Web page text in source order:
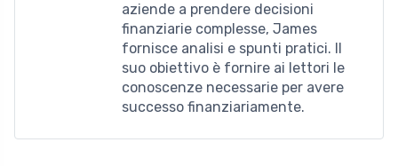
aziende a prendere decisioni
finanziarie complesse, James
fornisce analisi e spunti pratici. Il
suo obiettivo è fornire ai lettori le
conoscenze necessarie per avere
successo finanziariamente.